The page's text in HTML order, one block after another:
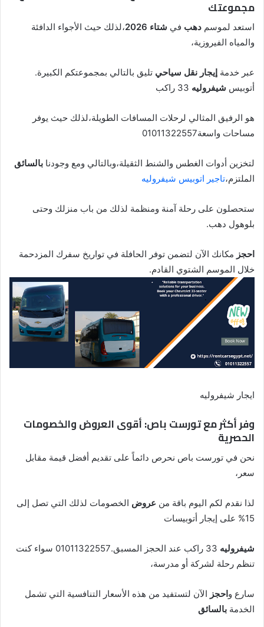
مجموعتك
استعد لموسم دهب في شتاء 2026
،لذلك حيث الأجواء الدافئة
والمياه الفيروزية،
عبر خدمة إيجار نقل سياحي تليق بالتالي بمجموعتكم الكبيرة.
أتوبيس شيفروليه
هو الرفيق المثالي لرحلات المسافات الطويلة،لذلك حيث يوفر
مساحات واسعة01011322557
لتخزين أدوات الغطس والشنط الثقيلة،وبالتالي ومع وجودنا بالسائق
الملتزم،تاجير اتوبيس شيفروليه
ستحصلون على رحلة آمنة ومنظمة لذلك من باب منزلك وحتى
بلوهول دهب.
احجز مكانك الآن لتضمن توفر الحافلة في تواريخ سفرك المزدحمة
خلال الموسم الشتوي القادم.
ايجار شيفروليه
وفر أكثر مع تورست باص: أقوى العروض والخصومات
الحصرية
نحن في تورست باص نحرص دائماً على تقديم أفضل قيمة مقابل
سعر،
لذا نقدم لكم اليوم باقة من عروض الخصومات لذلك التي تصل إلى
15% على إيجار أتوبيسات
شيفروليه
33 راكب عند الحجز المسبق.01011322557 سواء كنت
تنظم رحلة لشركة أو مدرسة،
سارع واحجز الآن لتستفيد من هذه الأسعار التنافسية التي تشمل
الخدمة بالسائق